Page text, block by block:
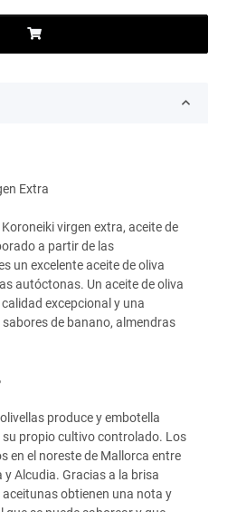
Extra
Koroneiki virgen extra, aceite de
a partir de las
un excelente aceite de oliva
autóctonas. Un aceite de oliva
excepcional y una
de banano, almendras
produce y embotella
su propio cultivo controlado. Los
en el noreste de Mallorca entre
y Alcudia. Gracias a la brisa
obtienen una nota y